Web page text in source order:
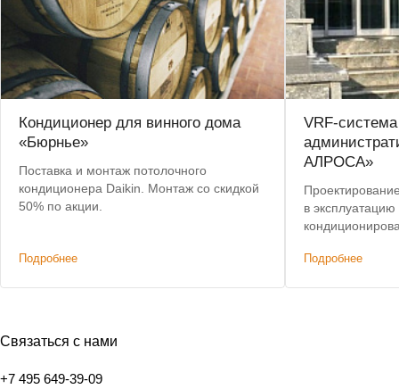
Кондиционер для винного дома
«Бюрнье»
Поставка и монтаж потолочного
кондиционера Daikin. Монтаж со скидкой
50% по акции.
Подробнее
VRF-
АЛРОСА»
в
Подробнее
Связаться с нами
+7 495 649-39-09